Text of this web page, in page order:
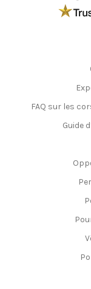
FAQ sur les
Guide